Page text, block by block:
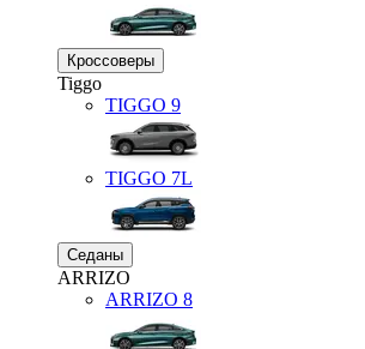
Кроссоверы
Tiggo
TIGGO 9
TIGGO 7L
Седаны
ARRIZO
ARRIZO 8